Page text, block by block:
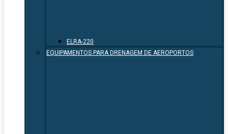
ELRA-220
EQUIPAMENTOS PARA DRENAGEM DE AEROPORTOS